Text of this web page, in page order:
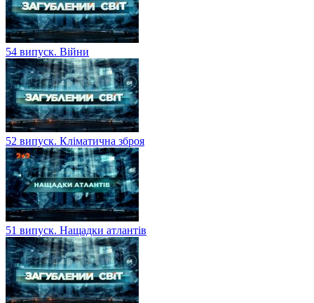
54 випуск. Війни
52 випуск. Кліматична зброя
51 випуск. Нащадки атлантів